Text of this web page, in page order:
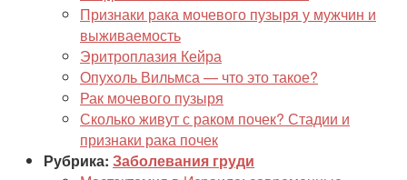
Признаки рака мочевого пузыря у мужчин и
выживаемость
Эритроплазия Кейра
Опухоль Вильмса — что это такое?
Рак мочевого пузыря
Сколько живут с раком почек? Стадии и
признаки рака почек
Рубрика: Заболевания груди